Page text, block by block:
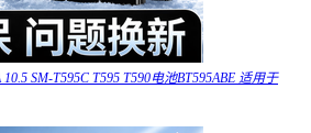
SM-T595C T595 T590电池BT595ABE 适用于